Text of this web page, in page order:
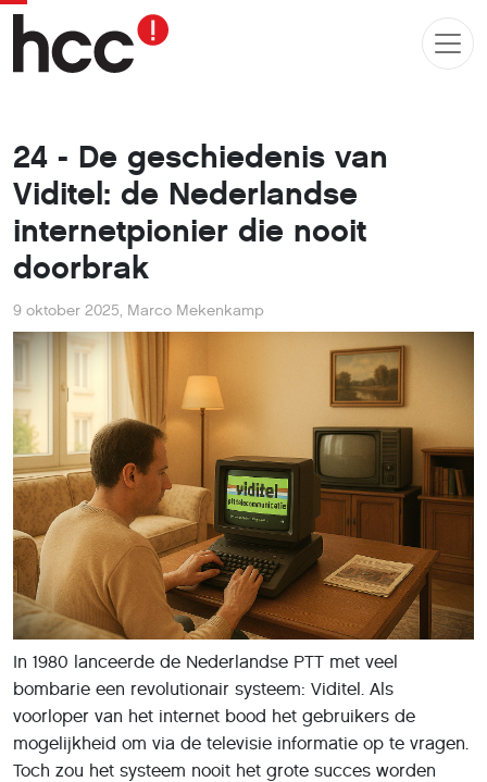
24 - De geschiedenis van
Viditel: de Nederlandse
internetpionier die nooit
doorbrak
9 oktober 2025, Marco Mekenkamp
In 1980 lanceerde de Nederlandse PTT met veel
bombarie een revolutionair systeem: Viditel. Als
voorloper van het internet bood het gebruikers de
mogelijkheid om via de televisie informatie op te vragen.
Toch zou het systeem nooit het grote succes worden